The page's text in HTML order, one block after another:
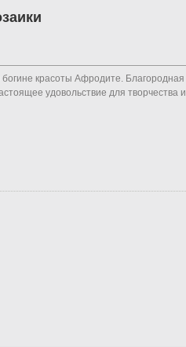
красоты Афродите. Благородная
удовольствие для творчества и